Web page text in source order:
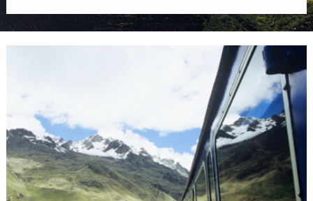
排放等各种参数均超过传统双组分体系。